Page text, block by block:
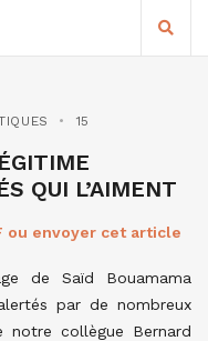
15
QUI L’AIMENT
ou envoyer cet article
de Saïd Bouamama
par de nombreux
collègue Bernard